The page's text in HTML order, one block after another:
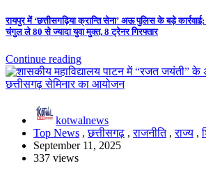
रायपुर में ‘छत्तीसगढ़िया क्रान्ति सेना’ अऊ पुलिस के बड़े
चंगुल ले 80 से ज्यादा युवा मुक्त, 8 ट्रेनर गिरफ्तार
Continue reading
kotwalnews
Top News ,छत्तीसगढ़ ,राजनीति,राज्य ,
September 11, 2025
337 views